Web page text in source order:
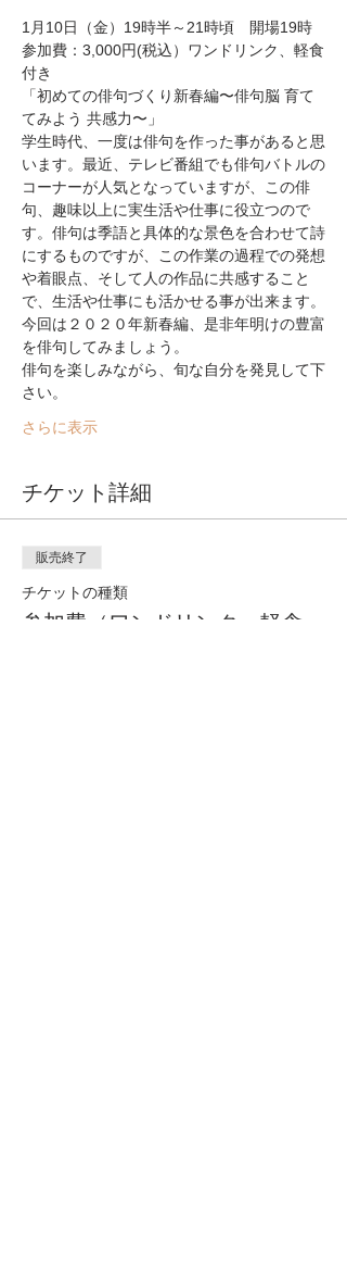
1月10日（金）19時半～21時頃　開場19時
参加費：3,000円(税込）ワンドリンク、軽食
付き
「初めての俳句づくり新春編〜俳句脳 育て
てみよう 共感力〜」
学生時代、一度は俳句を作った事があると思
います。最近、テレビ番組でも俳句バトルの
コーナーが人気となっていますが、この俳
句、趣味以上に実生活や仕事に役立つので
す。俳句は季語と具体的な景色を合わせて詩
にするものですが、この作業の過程での発想
や着眼点、そして人の作品に共感すること
で、生活や仕事にも活かせる事が出来ます。
今回は２０２０年新春編、是非年明けの豊富
を俳句してみましょう。
俳句を楽しみながら、旬な自分を発見して下
さい。
さらに表示
チケット詳細
販売終了
チケットの種類
参加費（ワンドリンク、軽食